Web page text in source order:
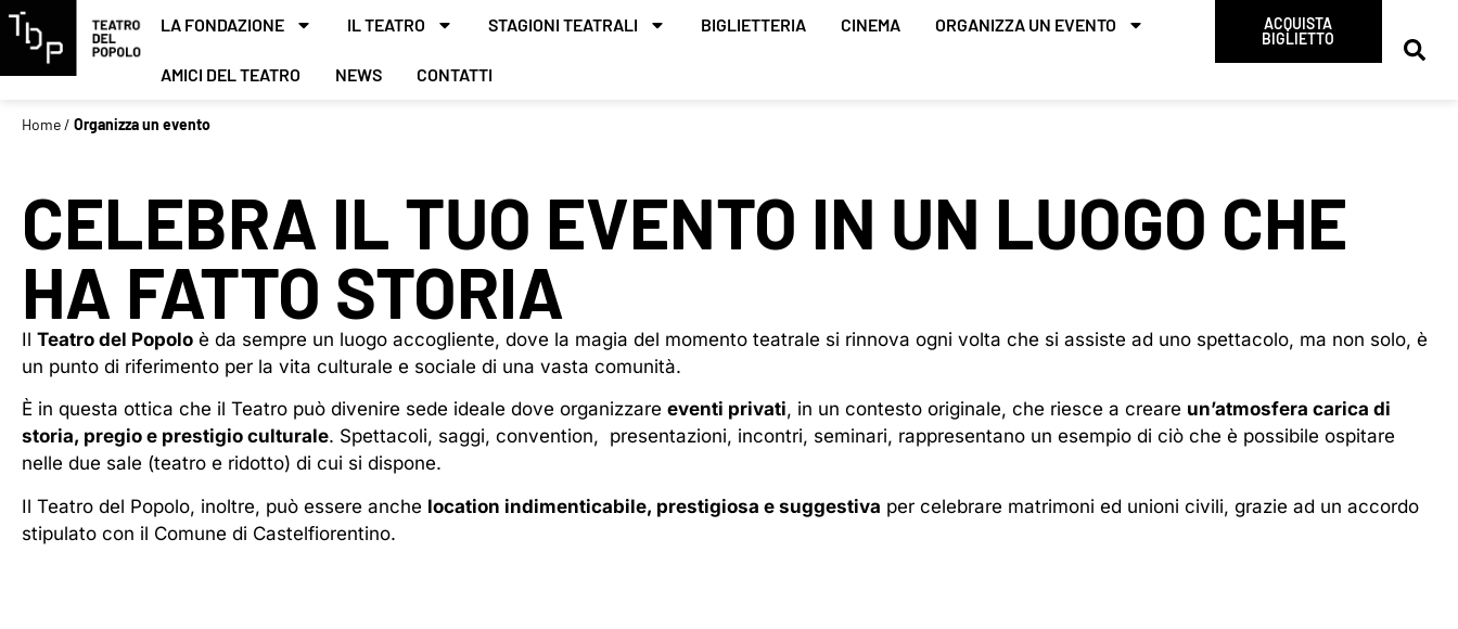
LA FONDAZIONE IL TEATRO STAGIONI TEATRALI BIGLIETTERIA CINEMA ORGANIZZA UN EVENTO
AMICI DEL TEATRO NEWS CONTATTI
ACQUISTA
BIGLIETTO
Home/ Organizza un evento
CELEBRA IL TUO EVENTO IN UN LUOGO CHE
HA FATTO STORIA
Il Teatro del Popolo è da sempre un luogo accogliente, dove la magia del momento teatrale si rinnova ogni volta che si assiste ad uno spettacolo, ma non solo, è
un punto di riferimento per la vita culturale e sociale di una vasta comunità.
È in questa ottica che il Teatro può divenire sede ideale dove organizzare eventi privati, in un contesto originale, che riesce a creare un’atmosfera carica di
storia, pregio e prestigio culturale. Spettacoli, saggi, convention, presentazioni, incontri, seminari, rappresentano un esempio di ciò che è possibile ospitare
nelle due sale (teatro e ridotto) di cui si dispone.
Il Teatro del Popolo, inoltre, può essere anche location indimenticabile, prestigiosa e suggestiva per celebrare matrimoni ed unioni civili, grazie ad un accordo
stipulato con il Comune di Castelfiorentino.